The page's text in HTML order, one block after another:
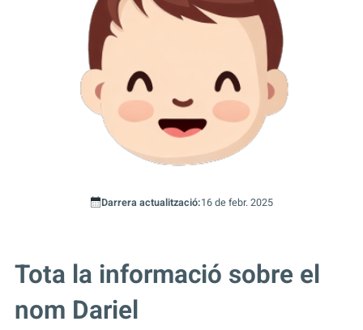
Darrera actualització:16 de febr. 2025
Tota la informació sobre el
nom Dariel